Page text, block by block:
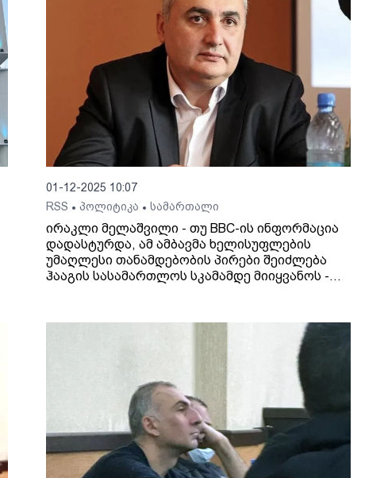
01-12-2025 10:07
RSS • პოლიტიკა • სამართალი
ირაკლი მელაშვილი - თუ BBC-ის ინფორმაცია
დადასტურდა, ამ ამბავმა ხელისუფლების
უმაღლესი თანამდებობის პირები შეიძლება
ჰააგის სასამართლოს სკამამდე მიიყვანოს -